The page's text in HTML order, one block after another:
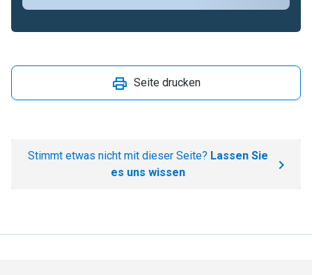
Seite drucken
Stimmt etwas nicht mit dieser Seite? Lassen Sie
es uns wissen